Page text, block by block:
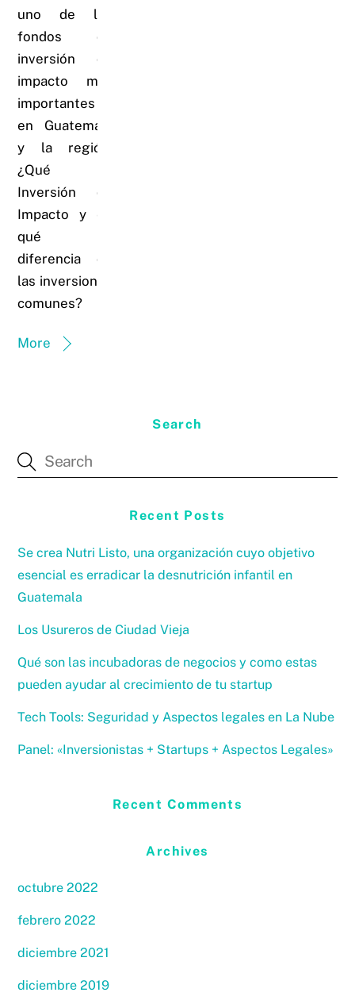
uno de los
fondos de
inversión de
impacto más
importantes
en Guatemala
y la región:
¿Qué es
Inversión de
Impacto y en
qué se
diferencia de
las inversiones
comunes?
More
Search
Recent Posts
Se crea Nutri Listo, una organización cuyo objetivo
esencial es erradicar la desnutrición infantil en
Guatemala
Los Usureros de Ciudad Vieja
Qué son las incubadoras de negocios y como estas
pueden ayudar al crecimiento de tu startup
Tech Tools: Seguridad y Aspectos legales en La Nube
Panel: «Inversionistas + Startups + Aspectos Legales»
Recent Comments
Archives
octubre 2022
febrero 2022
diciembre 2021
diciembre 2019